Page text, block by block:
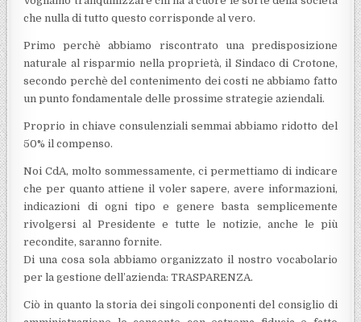
che nulla di tutto questo corrisponde al vero.
Primo perchè abbiamo riscontrato una predisposizione
naturale al risparmio nella proprietà, il Sindaco di Crotone,
secondo perchè del contenimento dei costi ne abbiamo fatto
un punto fondamentale delle prossime strategie aziendali.
Proprio in chiave consulenziali semmai abbiamo ridotto del
50% il compenso.
Noi CdA, molto sommessamente, ci permettiamo di indicare
che per quanto attiene il voler sapere, avere informazioni,
indicazioni di ogni tipo e genere basta semplicemente
rivolgersi al Presidente e tutte le notizie, anche le più
recondite, saranno fornite.
Di una cosa sola abbiamo organizzato il nostro vocabolario
per la gestione dell’azienda: TRASPARENZA.
Ciò in quanto la storia dei singoli conponenti del consiglio di